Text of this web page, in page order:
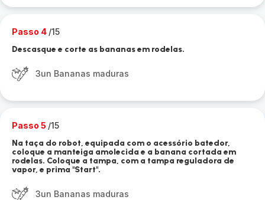
Passo 4 /15
Descasque e corte as bananas em rodelas.
3un Bananas maduras
Passo 5 /15
Na taça do robot, equipada com o acessório batedor,
coloque a manteiga amolecida e a banana cortada em
rodelas. Coloque a tampa, com a tampa reguladora de
vapor, e prima "Start".
3un Bananas maduras